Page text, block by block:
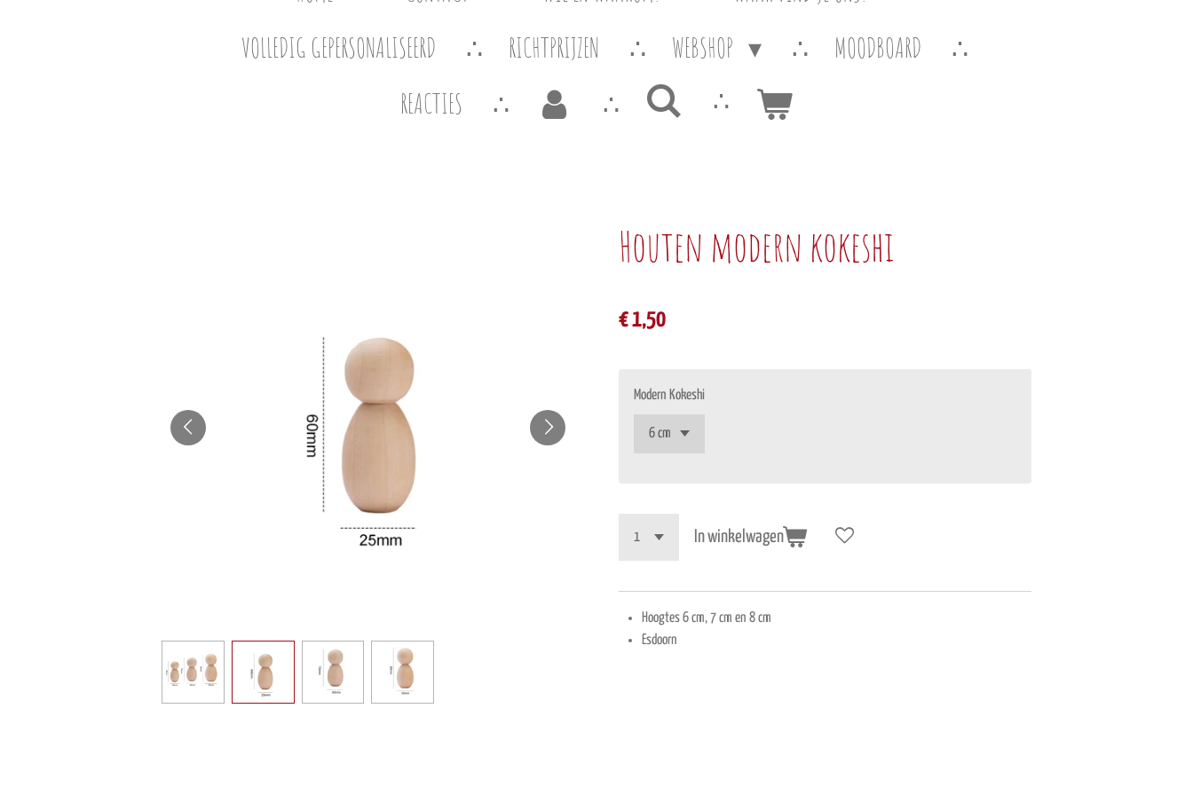
VOLLEDIG GEPERSONALISEERD
RICHTPRIJZEN WEBSHOP
MOODBOARD
REACTIES
Houten modern kokeshi
€ 1,50
Modern Kokeshi
In winkelwagen
Hoogtes 6 cm, 7 cm en 8 cm
Esdoorn